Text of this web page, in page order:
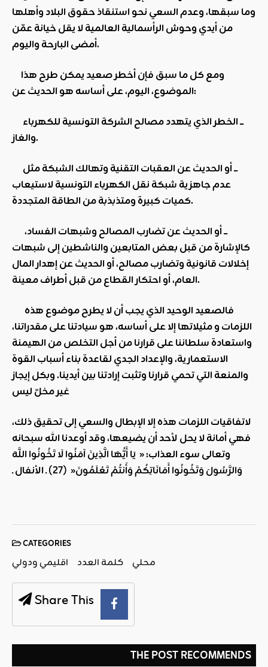
وما سبقها، وعدم السعي نحو استنقاذ حقوق البلاد وأهلها
من أيدي وحوش الرأسمالية العالمية لا يقل خيانة عمّن
أمضى البارحة واليوم.
الموضوع، اليوم، على أساسه هو الحديث عن:
والغاز.
عدم جاهزية شبكة نقل الكهرباء التونسية لاستيعاب
كميات كبيرة ومتذبذبة من الطاقة المتجددة.
كالإشارة من قبل بعض المتابعين والناشطين إلى شبهات
إخلالات قانونية وتضارب مصالح، أو الحديث عن إهدار المال
العام، أو احتكار القطاع من قبل أطراف معينة.
اللزمات و مثيلاتها إلا على أساسه، هو سيادتنا على مقدراتنا،
واستعادة سلطاننا على قرارنا من أجل التخلص من الهيمنة
الاستعمارية، والإعداد الجدي لقاعدة بناء أسباب القوة
والمنعة التي تحمي قرارنا وتثبت إرادتنا بين أيدينا. وبكل إيجاز
لاتفاقيات اللزمات هذه إلا الإبطال والسعي إلى تحقيق ذلك،
فهي أمانة لا يحل لأحد أن يضيعها، وقد أوعدنا الله سبحانه
وتعالى سوء العذاب: « يَا أَيُّهَا الَّذِينَ آمَنُوا لَا تَخُونُوا اللَّهَ
وَالرَّسُولَ وَتَخُونُوا أَمَانَاتِكُمْ وَأَنتُمْ تَعْلَمُونَ«
(
27
)ـ الأنفال ـ
CATEGORIES
اقليمي ودولي كلمة العدد محلي
Share This
THE POST RECOMMENDS